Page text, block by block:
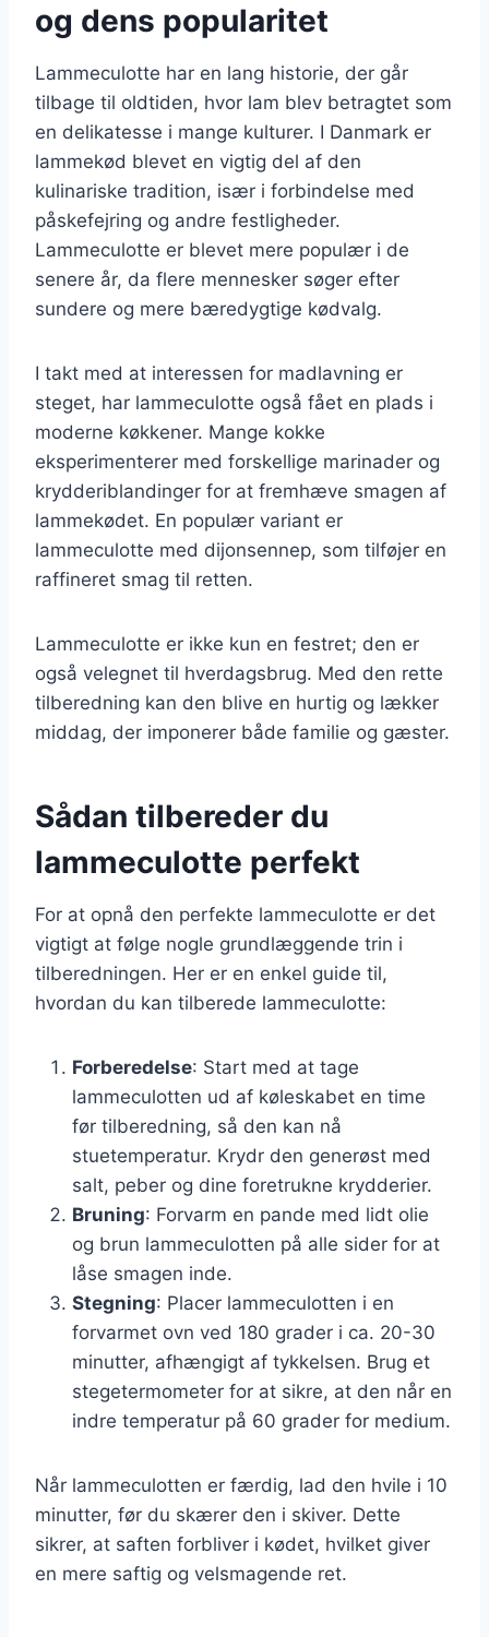
og dens popularitet
Lammeculotte har en lang historie, der går
tilbage til oldtiden, hvor lam blev betragtet som
en delikatesse i mange kulturer. I Danmark er
lammekød blevet en vigtig del af den
kulinariske tradition, især i forbindelse med
påskefejring og andre festligheder.
Lammeculotte er blevet mere populær i de
senere år, da flere mennesker søger efter
sundere og mere bæredygtige kødvalg.
I takt med at interessen for madlavning er
steget, har lammeculotte også fået en plads i
moderne køkkener. Mange kokke
eksperimenterer med forskellige marinader og
krydderiblandinger for at fremhæve smagen af
lammekødet. En populær variant er
lammeculotte med dijonsennep, som tilføjer en
raffineret smag til retten.
Lammeculotte er ikke kun en festret; den er
også velegnet til hverdagsbrug. Med den rette
tilberedning kan den blive en hurtig og lækker
middag, der imponerer både familie og gæster.
Sådan tilbereder du
lammeculotte perfekt
For at opnå den perfekte lammeculotte er det
vigtigt at følge nogle grundlæggende trin i
tilberedningen. Her er en enkel guide til,
hvordan du kan tilberede lammeculotte:
Forberedelse: Start med at tage
lammeculotten ud af køleskabet en time
før tilberedning, så den kan nå
stuetemperatur. Krydr den generøst med
salt, peber og dine foretrukne krydderier.
Bruning: Forvarm en pande med lidt olie
og brun lammeculotten på alle sider for at
låse smagen inde.
Stegning: Placer lammeculotten i en
forvarmet ovn ved 180 grader i ca. 20-30
minutter, afhængigt af tykkelsen. Brug et
stegetermometer for at sikre, at den når en
indre temperatur på 60 grader for medium.
Når lammeculotten er færdig, lad den hvile i 10
minutter, før du skærer den i skiver. Dette
sikrer, at saften forbliver i kødet, hvilket giver
en mere saftig og velsmagende ret.